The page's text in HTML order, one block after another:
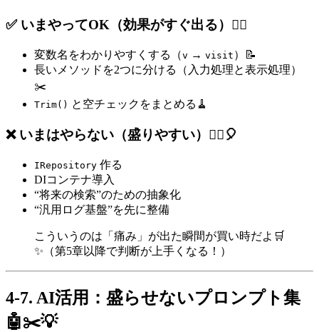
✅ いまやってOK（効果がすぐ出る）🙆‍♀️
変数名をわかりやすくする（v → visit ）📝
長いメソッドを2つに分ける（入力処理と表示処理）
✂️
Trim() と空チェックをまとめる🧹
❌ いまはやらない（盛りやすい）🙅‍♀️🎈
IRepository 作る
DIコンテナ導入
“将来の検索”のための抽象化
“汎用ログ基盤”を先に整備
こういうのは「痛み」が出た瞬間が買い時だよ🛒
✨（第5章以降で判断が上手くなる！）
4-7. AI活用：盛らせないプロンプト集
🤖✂️💡